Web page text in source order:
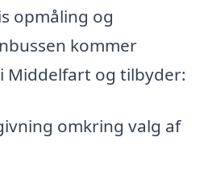
opmåling og
kommer
Middelfart og tilbyder:
omkring valg af